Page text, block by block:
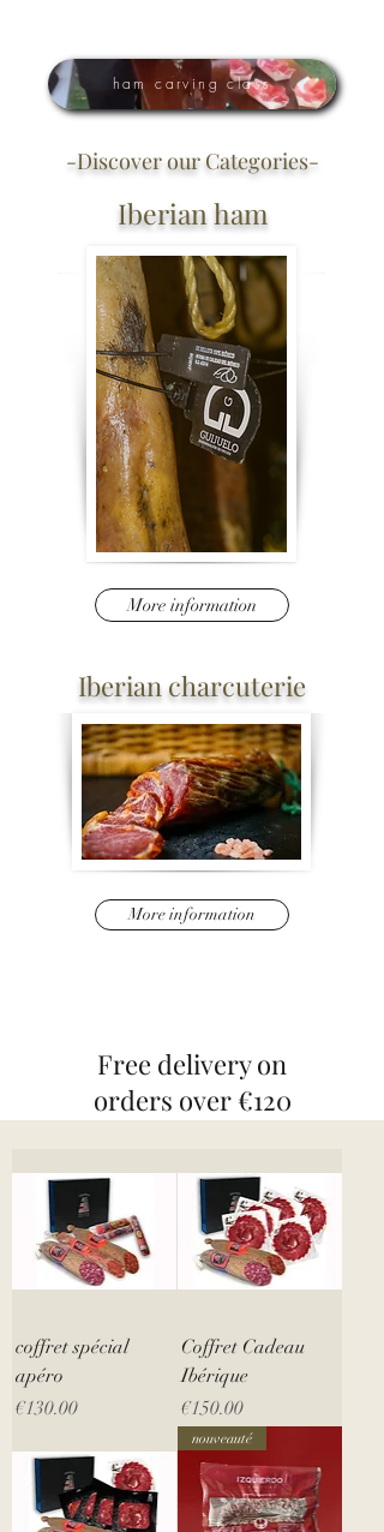
-Discover our Categories-
Iberian ham
More information
Iberian charcuterie
More information
Free delivery on
orders over €120
coffret spécial
apéro
Price
€130.00
Coffret Cadeau
Ibérique
Price
€150.00
nouveauté
ham carving class